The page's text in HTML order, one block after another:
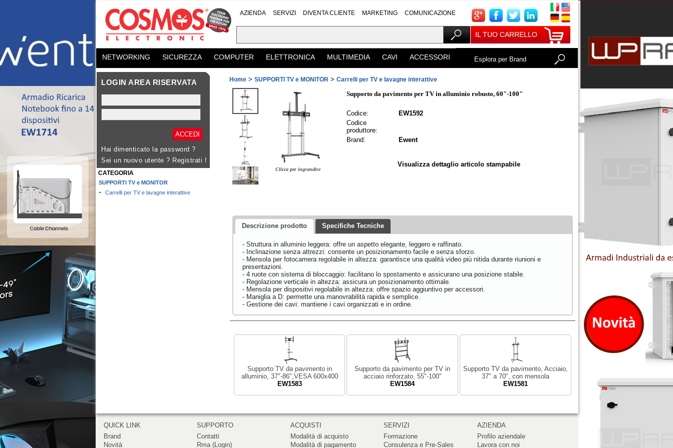
AZIENDA SERVIZI DIVENTA CLIENTE MARKETING COMUNICAZIONE
IL TUO CARRELLO
NETWORKING SICUREZZA COMPUTER ELETTRONICA MULTIMEDIA CAVI ACCESSORI Esplora per Brand
LOGIN AREA RISERVATA
Hai dimenticato la password ?
Sei un nuovo utente ? Registrati !
CATEGORIA
SUPPORTI TV e MONITOR
- Carrelli per TV e lavagne interattive
Home > SUPPORTI TV e MONITOR > Carrelli per TV e lavagne interattive
Clicca per ingrandire
Supporto da pavimento per TV in alluminio robusto, 60"-100"
Codice:
EW1592
Codice
produttore:
Brand:
Ewent
Visualizza dettaglio articolo stampabile
Descrizione prodotto Specifiche Tecniche
- Struttura in alluminio leggera: offre un aspetto elegante, leggero e raffinato.
- Inclinazione senza attrezzi: consente un posizionamento facile e senza sforzo.
- Mensola per fotocamera regolabile in altezza: garantisce una qualità video più nitida durante riunioni e
presentazioni.
- 4 ruote con sistema di bloccaggio: facilitano lo spostamento e assicurano una posizione stabile.
- Regolazione verticale in altezza: assicura un posizionamento ottimale.
- Mensola per dispositivi regolabile in altezza: offre spazio aggiuntivo per accessori.
- Maniglia a D: permette una manovrabilità rapida e semplice.
- Gestione dei cavi: mantiene i cavi organizzati e in ordine.
Supporto TV da pavimento in
alluminio, 37"-86",VESA 600x400
EW1583
Supporto da pavimento per TV in
acciaio rinforzato, 55"-100"
EW1584
Supporto TV da pavimento, Acciaio,
37" a 70", con mensola
EW1581
QUICK LINK
Brand
Novità
SUPPORTO
Contatti
Rma (Login)
ACQUISTI
Modalità di acquisto
Modalità di pagamento
SERVIZI
Formazione
Consulenza e Pre-Sales
AZIENDA
Profilo aziendale
Lavora con noi